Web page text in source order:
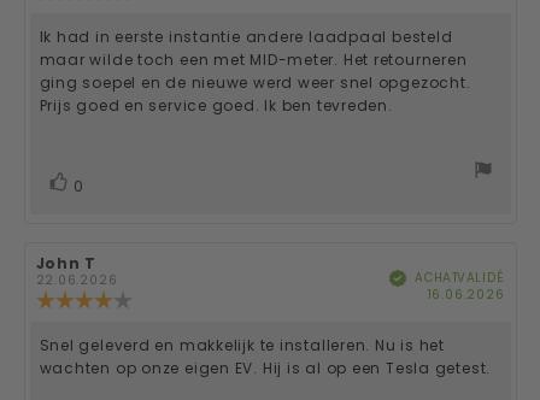
l'évaluation
:
5.0
étoiles
sur
Texte
de
l'évaluation:
Ik had in eerste instantie andere laadpaal besteld
maar wilde toch een met MID-meter. Het retourneren
ging soepel en de nieuwe werd weer snel opgezocht.
Prijs goed en service goed. Ik ben tevreden.
Vote
0
Auteur
de
l'évaluation:
John T
de
l'évaluation:
22.06.2026
l'évaluation
:
4.0
VérifiéACHAT VALIDÉ
16.06.2026
Texte
Snel geleverd en makkelijk te installeren. Nu is het
wachten op onze eigen EV. Hij is al op een Tesla getest.